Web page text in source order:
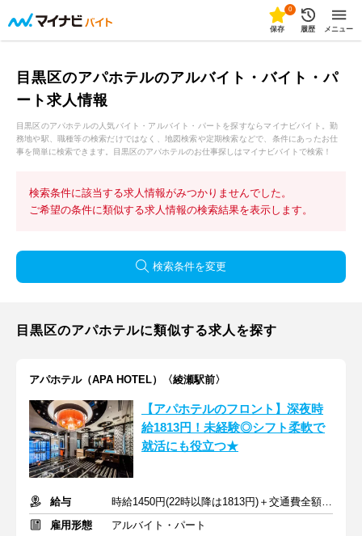
0
保存 履歴 メニュー
目黒区のアパホテルのアルバイト・バイト・パ
ート求人情報
目黒区のアパホテルの人気バイト・アルバイト・パートを探すならマイナビバイト。勤
務地や駅、職種等の検索だけではなく、地図検索や定期検索などで、条件にあったお仕
事を簡単に検索できます。目黒区のアパホテルのお仕事探しはマイナビバイトで検索！
検索条件に該当する求人情報がみつかりませんでした。
ご希望の条件に類似する求人情報の検索結果を表示します。
検索条件を変更
目黒区のアパホテルに類似する求人を探す
アパホテル（APA HOTEL）〈綾瀬駅前〉
【アパホテルのフロント】深夜時
給1813円！未経験◎シフト柔軟で
就活にも役立つ★
給与
時給1450円(22時以降は1813円)＋交通費全額支給
雇用形態
アルバイト・パート